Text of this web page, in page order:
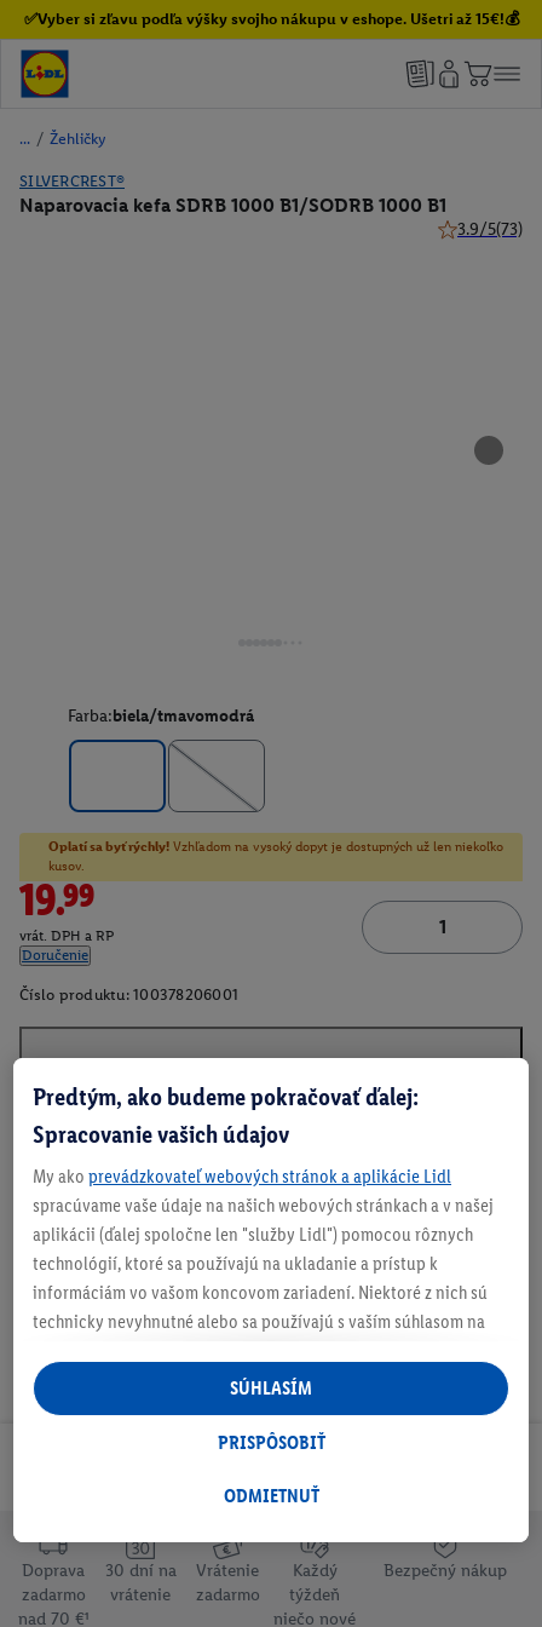
✅Vyber si zľavu podľa výšky svojho nákupu v eshope. Ušetri až 15€!💰
/ Žehličky
SILVERCREST®
Naparovacia kefa SDRB 1000 B1/SODRB 1000 B1
3.9/5(73)
Farba:biela/tmavomodrá
Oplatí sa byť rýchly! Vzhľadom na vysoký dopyt je dostupných už len niekoľko
kusov.
19.99
vrát. DPH a RP
Doručenie
Číslo produktu: 100378206001
Na stiahnutie
Doprava
zadarmo
nad 70 €¹
30 dní na
vrátenie
Vrátenie
zadarmo
Každý
týždeň
niečo nové
Bezpečný nákup
Predtým, ako budeme pokračovať ďalej:
Spracovanie vašich údajov
My ako prevádzkovateľ webových stránok a aplikácie Lidl
spracúvame vaše údaje na našich webových stránkach a v našej
aplikácii (ďalej spoločne len "služby Lidl") pomocou rôznych
technológií, ktoré sa používajú na ukladanie a prístup k
informáciám vo vašom koncovom zariadení. Niektoré z nich sú
technicky nevyhnutné alebo sa používajú s vaším súhlasom na
personalizovanú reklamu v rámci služieb Lidl aj mimo nich. Ak
ste účastníkom programu Lidl Plus, na tieto účely sa spracúvajú
aj údaje z vášho nákupného správania v obchode.
následne si vytvoríte účet Lidl Plus alebo sa prihlásite do svojho
tiež vytvoriť špeciálny online identifikátor z e-mailovej adresy,
ktorú tam uvediete, aby sme vás mohli rozpoznať v službách
prevádzkovaných tretími stranami a zobrazovať vám
ODMIETNUŤ
PRISPÔSOBIŤ
SÚHLASÍM